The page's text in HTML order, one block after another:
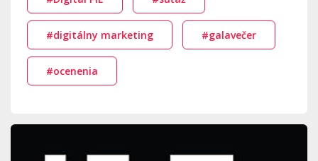
#digitálny marketing #galavečer
#ocenenia